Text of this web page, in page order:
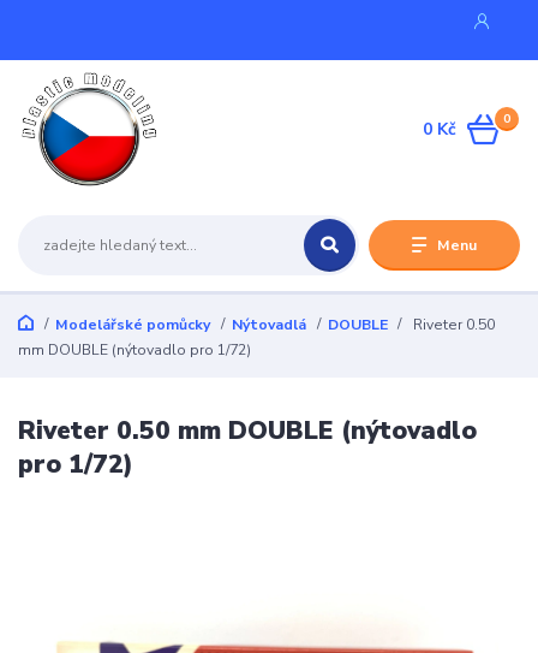
Menu
0
0 Kč
Modelářské pomůcky Nýtovadlá DOUBLE
Riveter 0.50
mm DOUBLE (nýtovadlo pro 1/72)
Riveter 0.50 mm DOUBLE (nýtovadlo
pro 1/72)